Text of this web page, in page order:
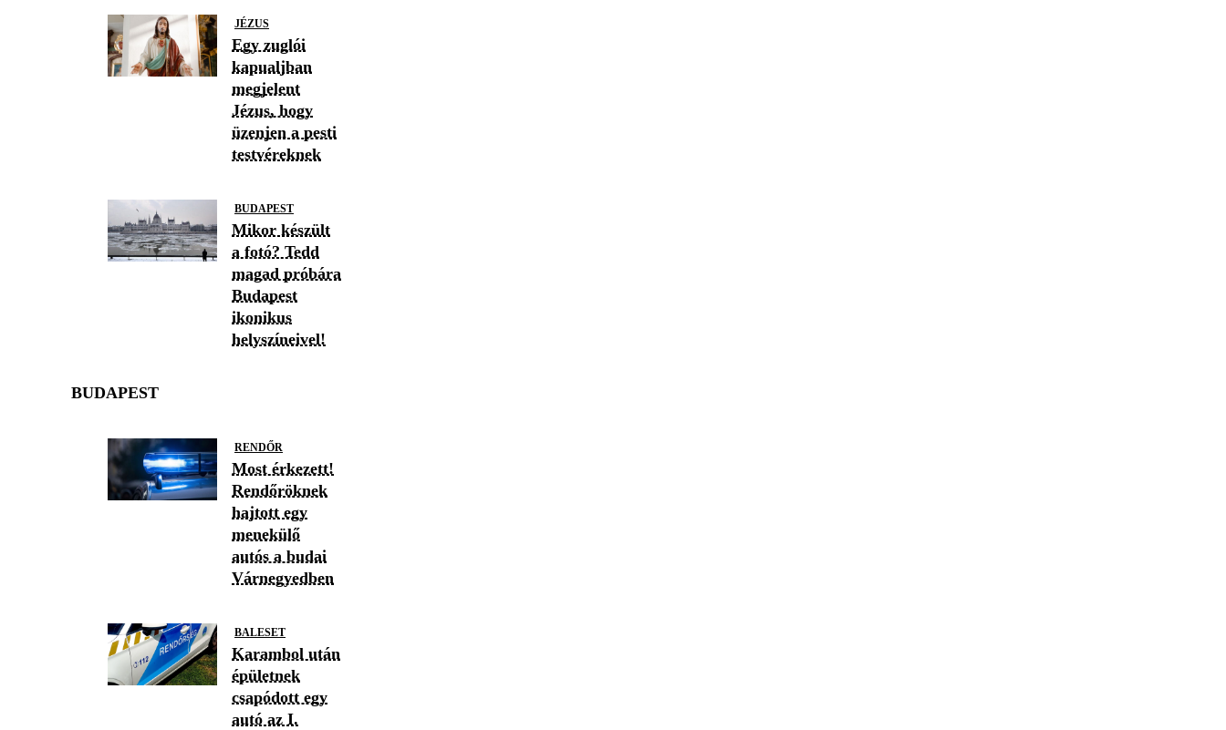
JÉZUS
Egy zuglói
kapualjban
megjelent
Jézus, hogy
üzenjen a pesti
testvéreknek
BUDAPEST
Mikor készült
a fotó? Tedd
magad próbára
Budapest
ikonikus
helyszíneivel!
BUDAPEST
RENDŐR
Most érkezett!
Rendőröknek
hajtott egy
menekülő
autós a budai
Várnegyedben
BALESET
Karambol után
épületnek
csapódott egy
autó az I.